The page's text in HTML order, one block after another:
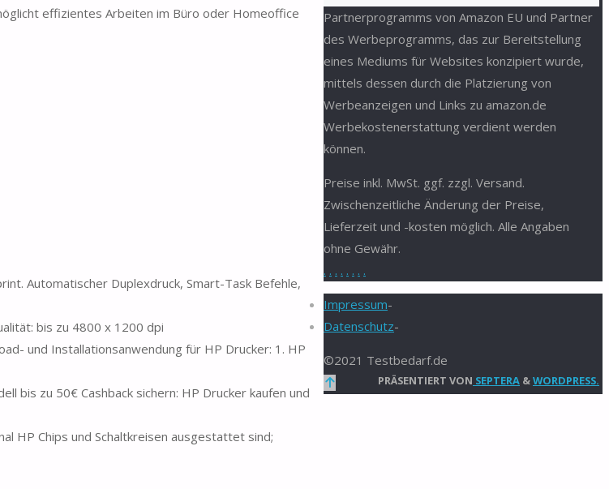
effizientes Arbeiten im Büro oder Homeoffice
Automatischer Duplexdruck, Smart-Task Befehle,
bis zu 4800 x 1200 dpi
und Installationsanwendung für HP Drucker: 1. HP
bis zu 50€ Cashback sichern: HP Drucker kaufen und
HP Chips und Schaltkreisen ausgestattet sind;
Partnerprogramms von Amazon EU und Partner
des Werbeprogramms, das zur Bereitstellung
eines Mediums für Websites konzipiert wurde,
mittels dessen durch die Platzierung von
Werbeanzeigen und Links zu amazon.de
Werbekostenerstattung verdient werden
können.
Preise inkl. MwSt. ggf. zzgl. Versand.
Zwischenzeitliche Änderung der Preise,
Lieferzeit und -kosten möglich. Alle Angaben
ohne Gewähr.
. . . . . . . .
Impressum-
Datenschutz-
©2021 Testbedarf.de
PRÄSENTIERT VON SEPTERA &WORDPRESS.
Zurück